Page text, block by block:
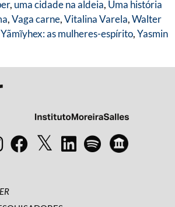
, uma cidade na aldeia, Uma história
,Vaga carne,Vitalina Varela,Walter
Yãmĩyhex: as mulheres-espírito,Yasmin